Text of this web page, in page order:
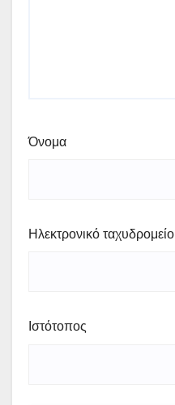
Όνομα
Ηλεκτρονικό ταχυδρομείο
Ιστότοπος